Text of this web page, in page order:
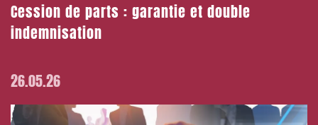
Cession de parts : garantie et double
indemnisation
26.05.26